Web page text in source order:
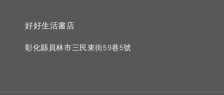
好好生活書店
彰化縣員林市三民東街59巷5號